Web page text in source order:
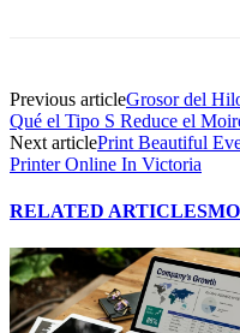
Previous articleGrosor del
Qué el Tipo S Reduce el
Next articlePrint Beautiful
Printer Online In Victoria
RELATED ARTICLES